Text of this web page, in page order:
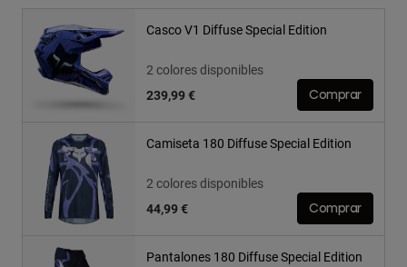
Casco V1 Diffuse Special Edition
2 colores disponibles
239,99 €
Comprar
Camiseta 180 Diffuse Special Edition
2 colores disponibles
44,99 €
Comprar
Pantalones 180 Diffuse Special Edition